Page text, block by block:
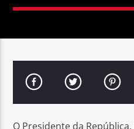
97.1FM E 107.8 FM
O Presidente da